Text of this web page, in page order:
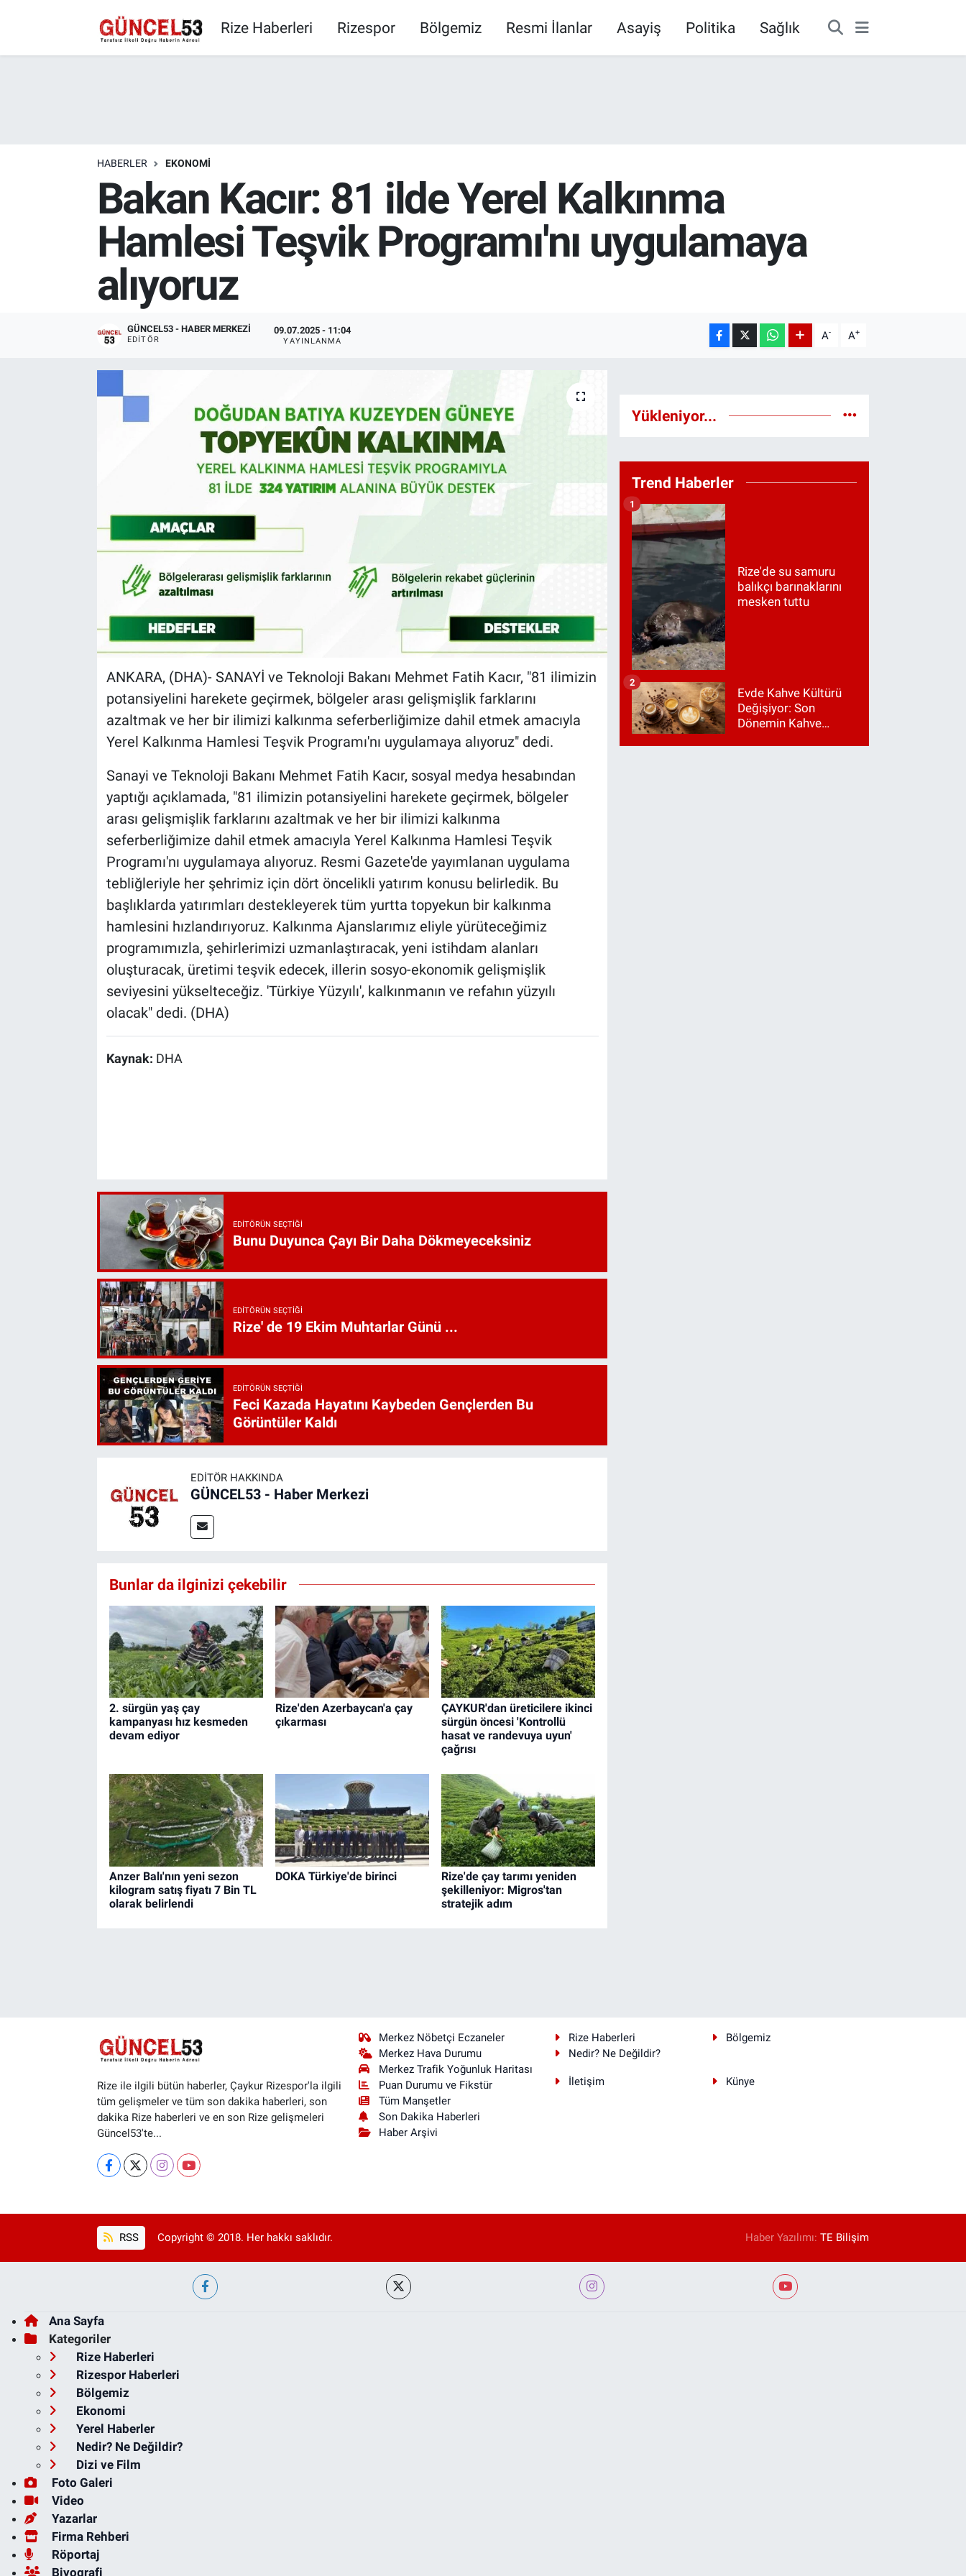
Rize Haberleri Rizespor Bölgemiz Resmi İlanlar Asayiş Politika Sağlık
HABERLER EKONOMI
Bakan Kacır: 81 ilde Yerel Kalkınma
Hamlesi Teşvik Programı'nı uygulamaya
alıyoruz
GÜNCEL53 - HABER MERKEZI
EDITÖR
09.07.2025 - 11:04
YAYINLANMA A- A+
ANKARA, (DHA)- SANAYİ ve Teknoloji Bakanı Mehmet Fatih Kacır, "81 ilimizin
potansiyelini harekete geçirmek, bölgeler arası gelişmişlik farklarını
azaltmak ve her bir ilimizi kalkınma seferberliğimize dahil etmek amacıyla
Yerel Kalkınma Hamlesi Teşvik Programı'nı uygulamaya alıyoruz" dedi.
Sanayi ve Teknoloji Bakanı Mehmet Fatih Kacır, sosyal medya hesabından
yaptığı açıklamada, "81 ilimizin potansiyelini harekete geçirmek, bölgeler
arası gelişmişlik farklarını azaltmak ve her bir ilimizi kalkınma
seferberliğimize dahil etmek amacıyla Yerel Kalkınma Hamlesi Teşvik
Programı'nı uygulamaya alıyoruz. Resmi Gazete'de yayımlanan uygulama
tebliğleriyle her şehrimiz için dört öncelikli yatırım konusu belirledik. Bu
başlıklarda yatırımları destekleyerek tüm yurtta topyekun bir kalkınma
hamlesini hızlandırıyoruz. Kalkınma Ajanslarımız eliyle yürüteceğimiz
programımızla, şehirlerimizi uzmanlaştıracak, yeni istihdam alanları
oluşturacak, üretimi teşvik edecek, illerin sosyo-ekonomik gelişmişlik
seviyesini yükselteceğiz. 'Türkiye Yüzyılı', kalkınmanın ve refahın yüzyılı
olacak" dedi. (DHA)
Kaynak: DHA
EDITÖRÜN SEÇTIĞI
Bunu Duyunca Çayı Bir Daha Dökmeyeceksiniz
EDITÖRÜN SEÇTIĞI
Rize' de 19 Ekim Muhtarlar Günü ...
EDITÖRÜN SEÇTIĞI
Feci Kazada Hayatını Kaybeden Gençlerden Bu
Görüntüler Kaldı
EDITÖR HAKKINDA
GÜNCEL53 - Haber Merkezi
Bunlar da ilginizi çekebilir
2. sürgün yaş çay
kampanyası hız kesmeden
devam ediyor
Rize'den Azerbaycan'a çay
çıkarması
ÇAYKUR'dan üreticilere ikinci
sürgün öncesi 'Kontrollü
hasat ve randevuya uyun'
çağrısı
Anzer Balı'nın yeni sezon
kilogram satış fiyatı 7 Bin TL
olarak belirlendi
DOKA Türkiye'de birinci
Rize'de çay tarımı yeniden
şekilleniyor: Migros'tan
stratejik adım
Yükleniyor...
Trend Haberler
Rize'de su samuru
balıkçı barınaklarını
mesken tuttu
1
Evde Kahve Kültürü
Değişiyor: Son
Dönemin Kahve
2
Rize ile ilgili bütün haberler, Çaykur Rizespor'la ilgili
tüm gelişmeler ve tüm son dakika haberleri, son
dakika Rize haberleri ve en son Rize gelişmeleri
Güncel53'te...
Merkez Nöbetçi Eczaneler
Merkez Hava Durumu
Merkez Trafik Yoğunluk Haritası
Puan Durumu ve Fikstür
Tüm Manşetler
Son Dakika Haberleri
Haber Arşivi
Rize Haberleri
Bölgemiz
Nedir? Ne Değildir?
İletişim Künye
RSS Copyright © 2018. Her hakkı saklıdır. Haber Yazılımı:TE Bilişim
Ana Sayfa
Kategoriler
Rize Haberleri
Rizespor Haberleri
Bölgemiz
Ekonomi
Yerel Haberler
Nedir? Ne Değildir?
Dizi ve Film
Foto Galeri
Video
Yazarlar
Firma Rehberi
Röportaj
Biyografi